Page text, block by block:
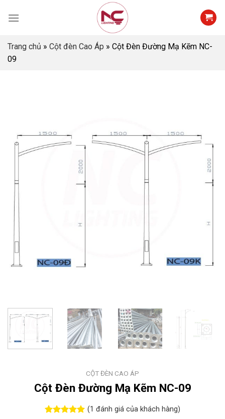
Trang chủ » Cột đèn Cao Áp » Cột Đèn Đường Mạ Kẽm NC-
09
CỘT ĐÈN CAO ÁP
Cột Đèn Đường Mạ Kẽm NC-09
(1 đánh giá của khách hàng)